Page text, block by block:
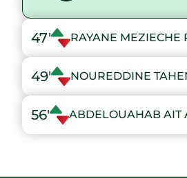
47' RAYANE
49' NOUREDDINE
56' ABDELOUAHAB AIT